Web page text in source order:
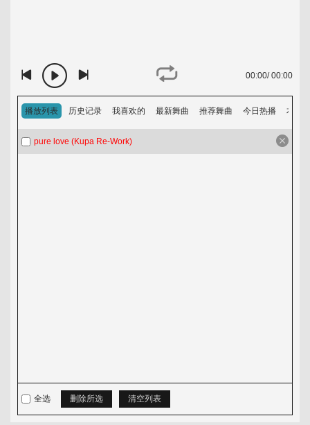
排行榜
音乐上传人
音乐发布区
00:00/00:00
播放列表 历史记录 我喜欢的 最新舞曲 推荐舞曲 今日热播 本周
pure love (Kupa Re-Work)
全选 删除所选 清空列表